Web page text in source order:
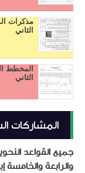
مذكرات
الثاني
المخطط
الثاني
المشاركات
جميع القواعد
والرابعة والخامسة